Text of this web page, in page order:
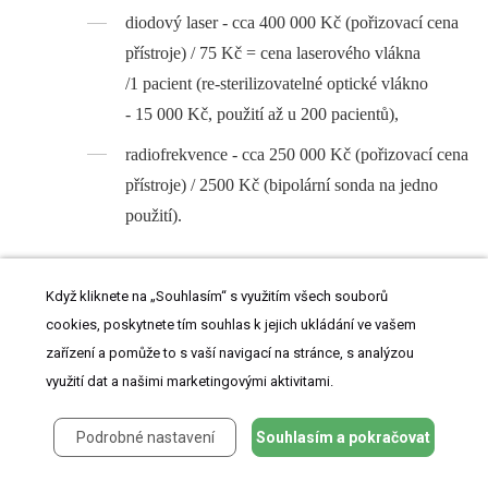
diodový laser -⁠ cca 400 000 Kč (pořizovací cena
přístroje) / 75 Kč = cena laserového vlákna
/1 pacient (re-sterilizovatelné optické vlákno
-⁠ 15 000 Kč, použití až u 200 pacientů),
radiofrekvence -⁠ cca 250 000 Kč (pořizovací cena
přístroje) / 2500 Kč (bipolární sonda na jedno
použití).
A přináší nejvyšší náklady zdravotnického systému (resp. zisky
poskytovatelů zdravotní péče) na léčbu jednoho pacienta.
Výhodou metody A oproti metodám B a C je absence prvotních
fixních nákladů ve formě operačních přístrojů.
Metoda A je z medicínského hlediska také oproti metodám B a C
Když kliknete na „Souhlasím“ s využitím všech souborů
cookies, poskytnete tím souhlas k jejich ukládání ve vašem
zařízení a pomůže to s vaší navigací na stránce, s analýzou
využití dat a našimi marketingovými aktivitami.
Podrobné nastavení Souhlasím a pokračovat